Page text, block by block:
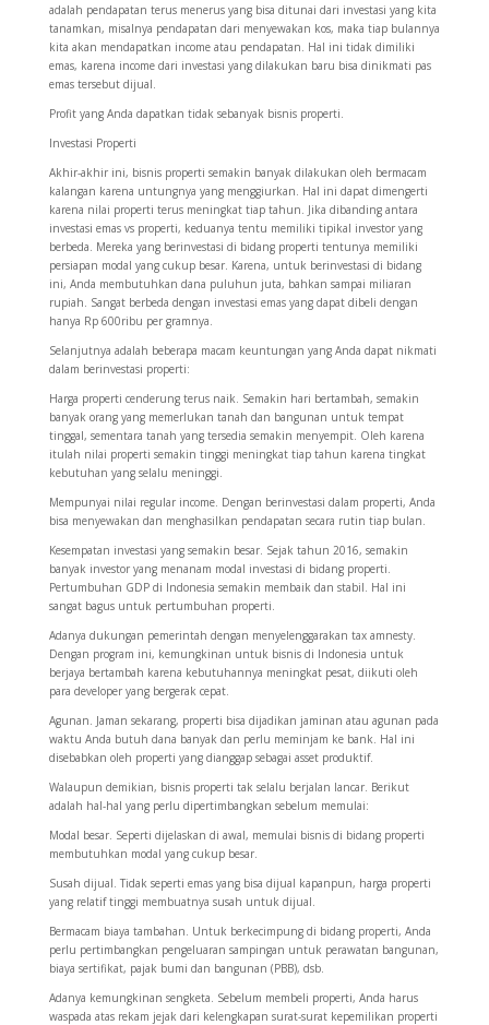
adalah pendapatan terus menerus yang bisa ditunai dari investasi yang kita
tanamkan, misalnya pendapatan dari menyewakan kos, maka tiap bulannya
kita akan mendapatkan income atau pendapatan. Hal ini tidak dimiliki
emas, karena income dari investasi yang dilakukan baru bisa dinikmati pas
emas tersebut dijual.
Profit yang Anda dapatkan tidak sebanyak bisnis properti.
Investasi Properti
Akhir-akhir ini, bisnis properti semakin banyak dilakukan oleh bermacam
kalangan karena untungnya yang menggiurkan. Hal ini dapat dimengerti
karena nilai properti terus meningkat tiap tahun. Jika dibanding antara
investasi emas vs properti, keduanya tentu memiliki tipikal investor yang
berbeda. Mereka yang berinvestasi di bidang properti tentunya memiliki
persiapan modal yang cukup besar. Karena, untuk berinvestasi di bidang
ini, Anda membutuhkan dana puluhun juta, bahkan sampai miliaran
rupiah. Sangat berbeda dengan investasi emas yang dapat dibeli dengan
hanya Rp 600ribu per gramnya.
Selanjutnya adalah beberapa macam keuntungan yang Anda dapat nikmati
dalam berinvestasi properti:
Harga properti cenderung terus naik. Semakin hari bertambah, semakin
banyak orang yang memerlukan tanah dan bangunan untuk tempat
tinggal, sementara tanah yang tersedia semakin menyempit. Oleh karena
itulah nilai properti semakin tinggi meningkat tiap tahun karena tingkat
kebutuhan yang selalu meninggi.
Mempunyai nilai regular income. Dengan berinvestasi dalam properti, Anda
bisa menyewakan dan menghasilkan pendapatan secara rutin tiap bulan.
Kesempatan investasi yang semakin besar. Sejak tahun 2016, semakin
banyak investor yang menanam modal investasi di bidang properti.
Pertumbuhan GDP di Indonesia semakin membaik dan stabil. Hal ini
sangat bagus untuk pertumbuhan properti.
Adanya dukungan pemerintah dengan menyelenggarakan tax amnesty.
Dengan program ini, kemungkinan untuk bisnis di Indonesia untuk
berjaya bertambah karena kebutuhannya meningkat pesat, diikuti oleh
para developer yang bergerak cepat.
Agunan. Jaman sekarang, properti bisa dijadikan jaminan atau agunan pada
waktu Anda butuh dana banyak dan perlu meminjam ke bank. Hal ini
disebabkan oleh properti yang dianggap sebagai asset produktif.
Walaupun demikian, bisnis properti tak selalu berjalan lancar. Berikut
adalah hal-hal yang perlu dipertimbangkan sebelum memulai:
Modal besar. Seperti dijelaskan di awal, memulai bisnis di bidang properti
membutuhkan modal yang cukup besar.
Susah dijual. Tidak seperti emas yang bisa dijual kapanpun, harga properti
yang relatif tinggi membuatnya susah untuk dijual.
Bermacam biaya tambahan. Untuk berkecimpung di bidang properti, Anda
perlu pertimbangkan pengeluaran sampingan untuk perawatan bangunan,
biaya sertifikat, pajak bumi dan bangunan (PBB), dsb.
Adanya kemungkinan sengketa. Sebelum membeli properti, Anda harus
waspada atas rekam jejak dari kelengkapan surat-surat kepemilikan properti